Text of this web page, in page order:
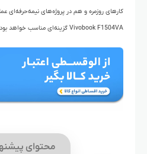
کارهای روزمره و هم در پروژه‌های نیمه‌حرفه‌ای
Vivobook F1504VA گزینه‌ای مناسب خواهد بود.
محتوای